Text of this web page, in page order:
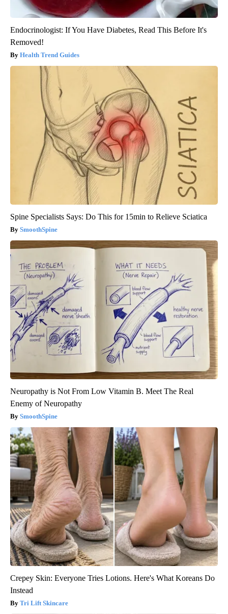
Endocrinologist: If You Have Diabetes, Read This Before It's
Removed!
Health Trend Guides
Spine Specialists Says: Do This for 15min to Relieve Sciatica
SmoothSpine
Neuropathy is Not From Low Vitamin B. Meet The Real
Enemy of Neuropathy
SmoothSpine
Crepey Skin: Everyone Tries Lotions. Here's What Koreans Do
Instead
Tri Lift Skincare